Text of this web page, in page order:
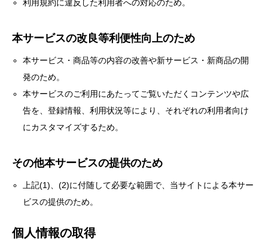
利用規約に違反した利用者への対応のため。
本サービスの改良等利便性向上のため
本サービス・商品等の内容の改善や新サービス・新商品の開
発のため。
本サービスのご利用にあたってご覧いただくコンテンツや広
告を、登録情報、利用状況等により、それぞれの利用者向け
にカスタマイズするため。
その他本サービスの提供のため
上記(1)、(2)に付随して必要な範囲で、当サイトによる本サー
ビスの提供のため。
個人情報の取得